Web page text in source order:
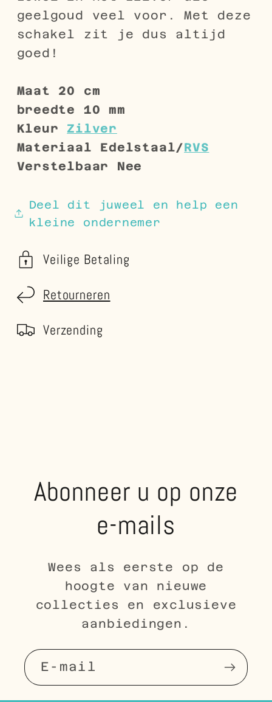
geelgoud veel voor. Met deze
schakel zit je dus altijd
goed!
Maat 20 cm
breedte 10 mm
Kleur Zilver
Materiaal Edelstaal/RVS
Verstelbaar Nee
Deel dit juweel en help een
kleine ondernemer
Veilige Betaling
Retourneren
Verzending
Abonneer u op onze
e-mails
Wees als eerste op de
hoogte van nieuwe
collecties en exclusieve
aanbiedingen.
E‑mail